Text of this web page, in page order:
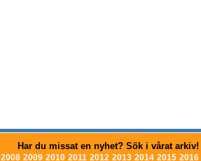
Har du missat en nyhet? Sök i vårat arkiv!
2008 2009 2010 2011 2012 2013 2014 2015 2016